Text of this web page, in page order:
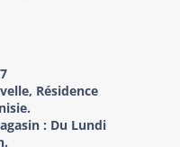
Résidence
: Du Lundi